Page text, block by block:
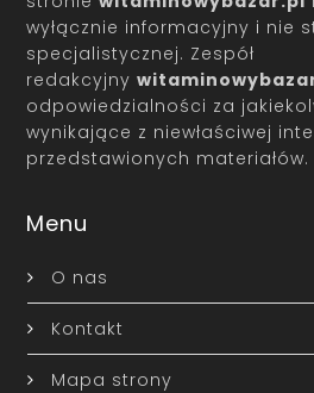
wyłącznie informacyjny i nie
specjalistycznej. Zespół
redakcyjny
odpowiedzialności za
wynikające z niewłaściwej
przedstawionych materiałów.
Menu
O nas
Kontakt
Mapa strony